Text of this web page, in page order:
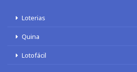
Loterias
Quina
Lotofácil